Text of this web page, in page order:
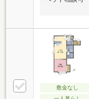
敷金なし